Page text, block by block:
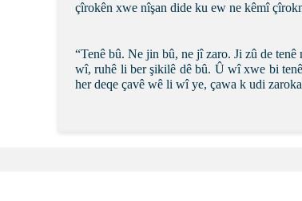
çîrokên xwe nîşan dide ku ew ne kêmî
“Tenê bû. Ne jin bû, ne jî zaro. Ji zû de
wî, ruhê li ber şikilê dê bû. Û wî xwe bi
her deqe çavê wê li wî ye, çawa k udi